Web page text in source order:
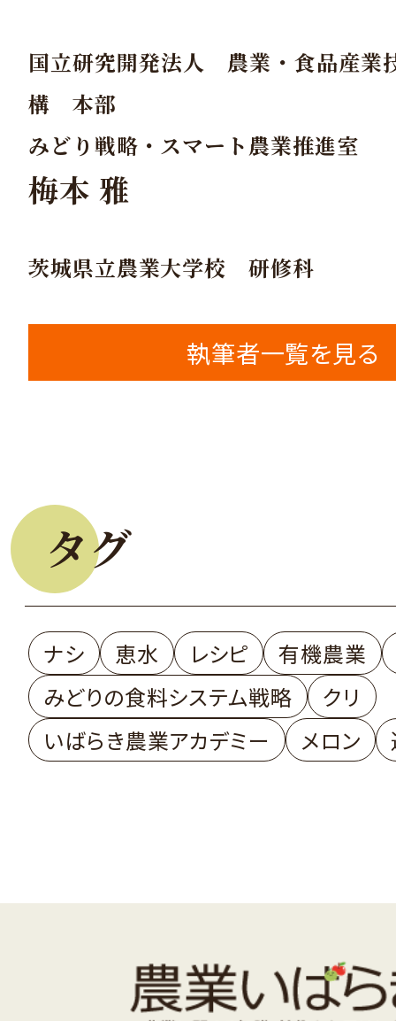
国立研究開発法人 農業・食品産業
構 本部
みどり戦略・スマート農業推進室
梅本 雅
茨城県立農業大学校 研修科
執筆者一覧を見る
タグ
ナシ 恵水 レシピ
有機農業
みどりの食料システム戦略
クリ
いばらき農業アカデミー
メロン